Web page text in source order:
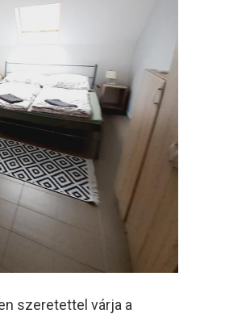
szeretettel várja a